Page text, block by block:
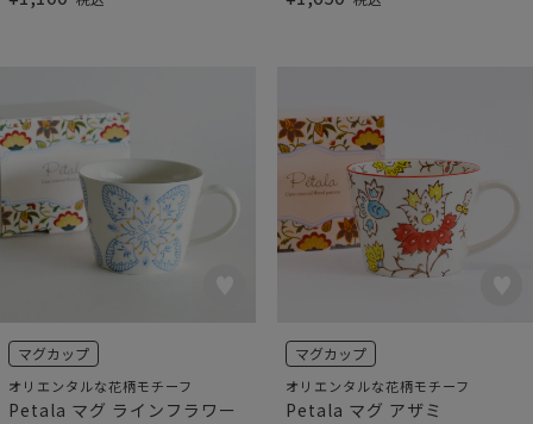
マグカップ
オリエンタルな花柄モチーフ
Petala マグ ラインフラワー
マグカップ
オリエンタルな花柄モチーフ
Petala マグ アザミ